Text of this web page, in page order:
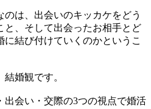
は、出会いのキッカケをどう
と、そして出会ったお相手とど
結び付けていくのかというこ
結婚観です。
出会い・交際の3つの視点で婚活